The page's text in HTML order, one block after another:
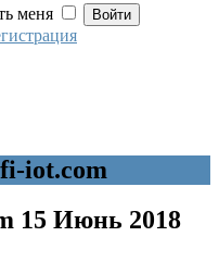
меня
iot.com
15 Июнь 2018